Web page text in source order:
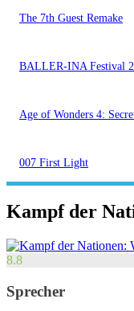
The 7th Guest Remake
BALLER-INA Festival
Age of Wonders 4:
007 First Light
Kampf der
8.8
Sprecher